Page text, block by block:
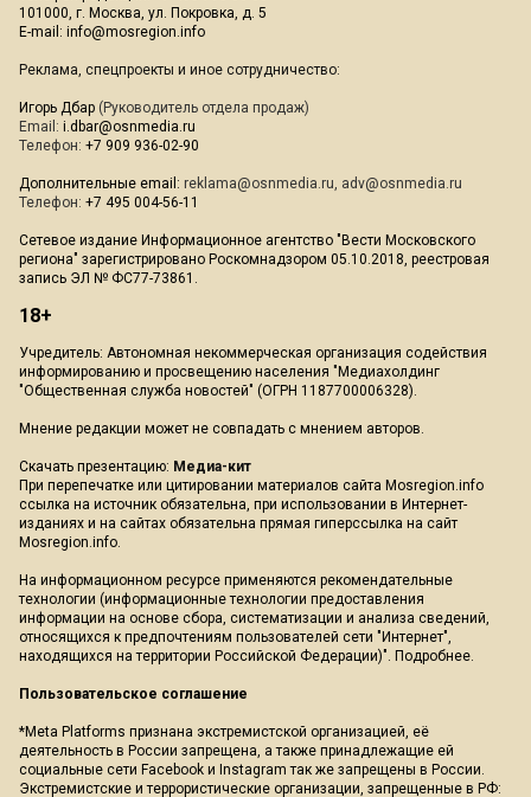
101000, г. Москва, ул. Покровка, д. 5
E-mail: info@mosregion.info
Реклама, спецпроекты и иное сотрудничество:
Игорь Дбар (Руководитель отдела продаж)
Email: i.dbar@osnmedia.ru
Телефон: +7 909 936-02-90
Дополнительные email: reklama@osnmedia.ru, adv@osnmedia.ru
Телефон: +7 495 004-56-11
Сетевое издание Информационное агентство "Вести Московского
региона" зарегистрировано Роскомнадзором 05.10.2018, реестровая
запись ЭЛ № ФС77-73861.
18+
Учредитель: Автономная некоммерческая организация содействия
информированию и просвещению населения "Медиахолдинг
"Общественная служба новостей" (ОГРН 1187700006328).
Мнение редакции может не совпадать с мнением авторов.
Скачать презентацию: Медиа-кит
При перепечатке или цитировании материалов сайта Mosregion.info
ссылка на источник обязательна, при использовании в Интернет-
изданиях и на сайтах обязательна прямая гиперссылка на сайт
Mosregion.info.
На информационном ресурсе применяются рекомендательные
технологии (информационные технологии предоставления
информации на основе сбора, систематизации и анализа сведений,
относящихся к предпочтениям пользователей сети "Интернет",
находящихся на территории Российской Федерации)". Подробнее.
Пользовательское соглашение
*Meta Platforms признана экстремистской организацией, её
деятельность в России запрещена, а также принадлежащие ей
социальные сети Facebook и Instagram так же запрещены в России.
Экстремистские и террористические организации, запрещенные в РФ: